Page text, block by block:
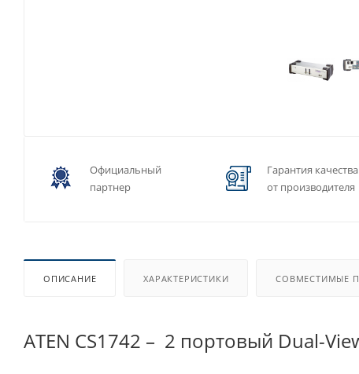
Официальный
партнер
Гарантия качества
от производителя
ОПИСАНИЕ ХАРАКТЕРИСТИКИ СОВМЕСТИМЫЕ
ATEN CS1742 – 2 портовый Dual-